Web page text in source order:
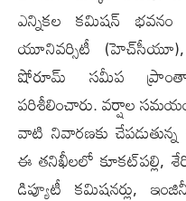
ఎన్నికల కమిషన్
యూనివర్సిటీ
షోరూమ్ సమీప
పరిశీలించారు. వర్షాల
వాటి నివారణకు
ఈ తనిఖీలలో కూకట్‌పల్లి,
డిప్యూటీ కమిషనర్లు,